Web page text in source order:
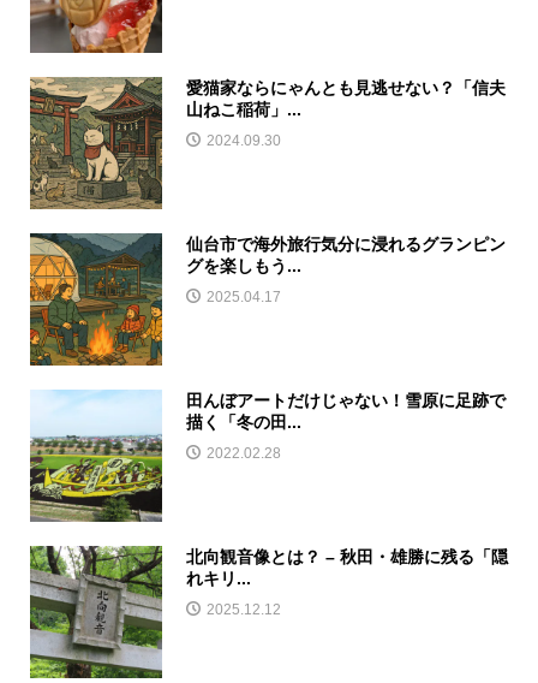
愛猫家ならにゃんとも見逃せない？「信夫
山ねこ稲荷」...
2024.09.30
仙台市で海外旅行気分に浸れるグランピン
グを楽しもう...
2025.04.17
田んぼアートだけじゃない！雪原に足跡で
描く「冬の田...
2022.02.28
北向観音像とは？ – 秋田・雄勝に残る「隠
れキリ...
2025.12.12